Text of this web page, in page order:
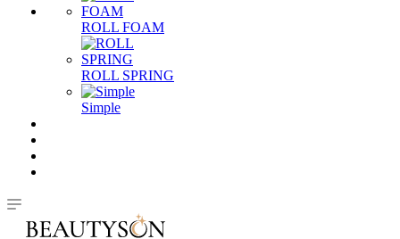
ROLL FOAM
ROLL SPRING
Simple